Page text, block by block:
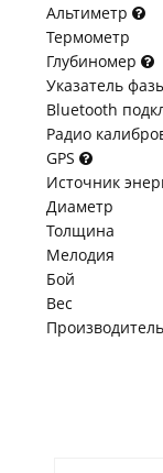
Альтиметр
Термометр
Глубиномер
Указатель
Bluetooth
Радио
GPS
Источник
Диаметр
Толщина
Мелодия
Бой
Вес
Производитель